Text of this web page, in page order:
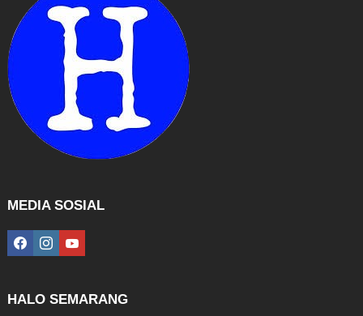
MEDIA SOSIAL
facebookinstagramyoutube
HALO SEMARANG